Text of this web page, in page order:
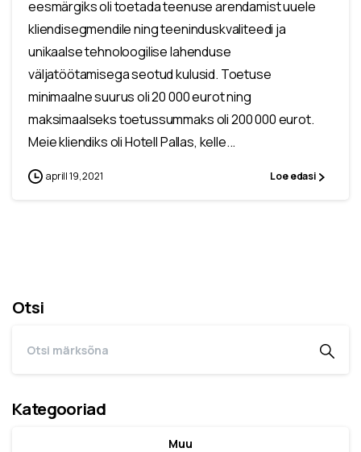
eesmärgiks oli toetada teenuse arendamist uuele
kliendisegmendile ning teeninduskvaliteedi ja
unikaalse tehnoloogilise lahenduse
väljatöötamisega seotud kulusid. Toetuse
minimaalne suurus oli 20 000 eurot ning
maksimaalseks toetussummaks oli 200 000 eurot.
Meie kliendiks oli Hotell Pallas, kelle...
aprill 19, 2021 Loe edasi
Otsi
Kategooriad
Muu